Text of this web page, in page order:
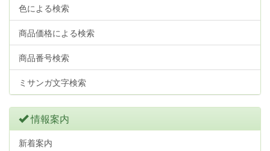
色による検索
商品価格による検索
商品番号検索
ミサンガ文字検索
情報案内
新着案内